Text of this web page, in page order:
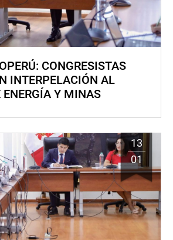
CONGRESISTAS
INTERPELACIÓN AL
ENERGÍA Y MINAS
13
01